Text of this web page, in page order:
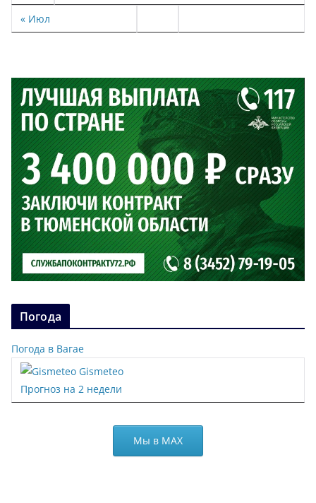
« Июл
Погода
Погода в Вагае
Gismeteo
Прогноз на 2 недели
Мы в МАХ